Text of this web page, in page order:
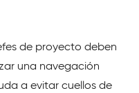
de proyecto deben
una navegación
a evitar cuellos de